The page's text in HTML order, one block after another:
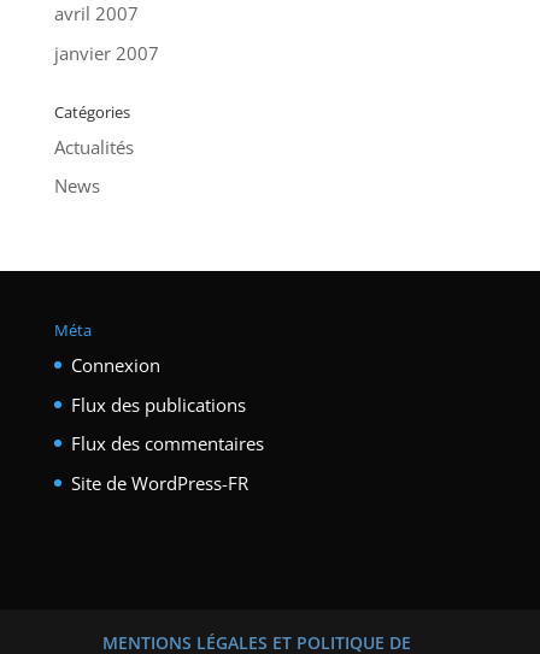
avril 2007
janvier 2007
Catégories
Actualités
News
Méta
Connexion
Flux des publications
Flux des commentaires
Site de WordPress-FR
MENTIONS LÉGALES ET POLITIQUE DE